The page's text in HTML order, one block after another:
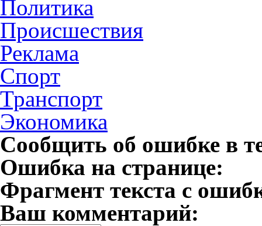
Политика
Происшествия
Реклама
Спорт
Транспорт
Экономика
Сообщить об ошибке в
Ошибка на странице:
Фрагмент текста с
Ваш комментарий: